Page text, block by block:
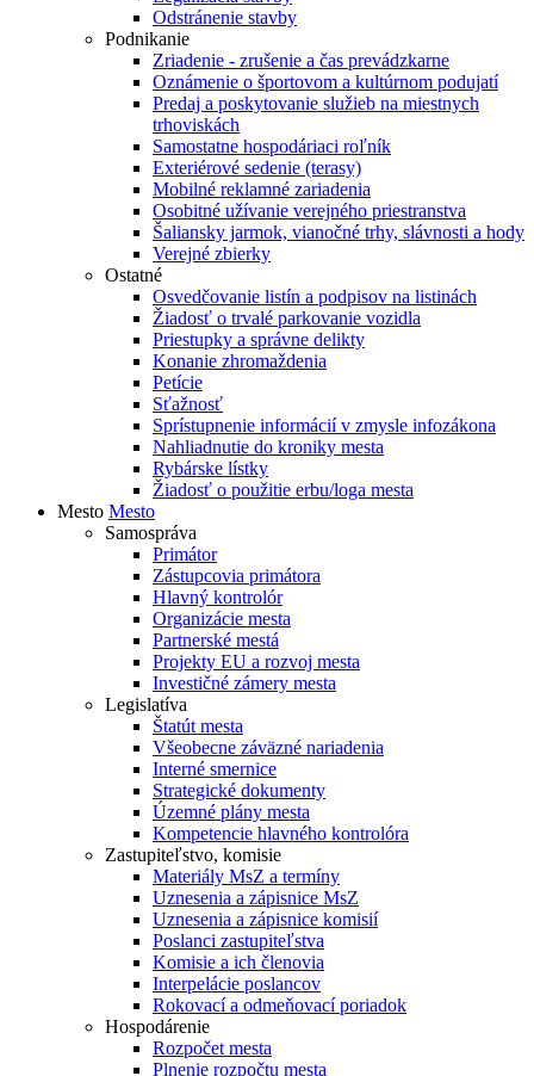
Odstránenie stavby
Podnikanie
Zriadenie - zrušenie a čas prevádzkarne
Oznámenie o športovom a kultúrnom podujatí
Predaj a poskytovanie služieb na miestnych
trhoviskách
Samostatne hospodáriaci roľník
Exteriérové sedenie (terasy)
Mobilné reklamné zariadenia
Osobitné užívanie verejného priestranstva
Šaliansky jarmok, vianočné trhy, slávnosti a hody
Verejné zbierky
Ostatné
Osvedčovanie listín a podpisov na listinách
Žiadosť o trvalé parkovanie vozidla
Priestupky a správne delikty
Konanie zhromaždenia
Petície
Sťažnosť
Sprístupnenie informácií v zmysle infozákona
Nahliadnutie do kroniky mesta
Rybárske lístky
Žiadosť o použitie erbu/loga mesta
Mesto Mesto
Samospráva
Primátor
Zástupcovia primátora
Hlavný kontrolór
Organizácie mesta
Partnerské mestá
Projekty EU a rozvoj mesta
Investičné zámery mesta
Legislatíva
Štatút mesta
Všeobecne záväzné nariadenia
Interné smernice
Strategické dokumenty
Územné plány mesta
Kompetencie hlavného kontrolóra
Zastupiteľstvo, komisie
Materiály MsZ a termíny
Uznesenia a zápisnice MsZ
Uznesenia a zápisnice komisií
Poslanci zastupiteľstva
Komisie a ich členovia
Interpelácie poslancov
Rokovací a odmeňovací poriadok
Hospodárenie
Rozpočet mesta
Plnenie rozpočtu mesta